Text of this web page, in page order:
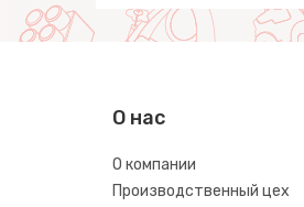
О нас
О компании
Производственный цех